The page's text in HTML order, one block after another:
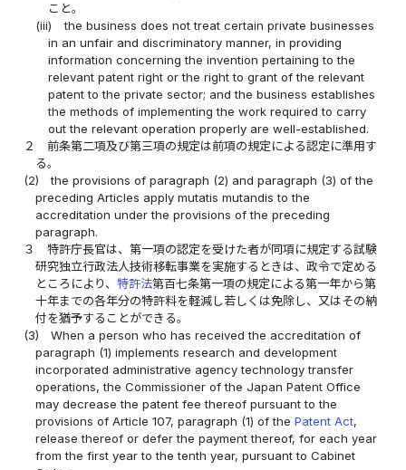
こと。
(iii)
the business does not treat certain private businesses
in an unfair and discriminatory manner, in providing
information concerning the invention pertaining to the
relevant patent right or the right to grant of the relevant
patent to the private sector; and the business establishes
the methods of implementing the work required to carry
out the relevant operation properly are well-established.
２
前条第二項及び第三項の規定は前項の規定による認定に準用す
る。
(2)
the provisions of paragraph (2) and paragraph (3) of the
preceding Articles apply mutatis mutandis to the
accreditation under the provisions of the preceding
paragraph.
３
特許庁長官は、第一項の認定を受けた者が同項に規定する試験
研究独立行政法人技術移転事業を実施するときは、政令で定める
ところにより、特許法第百七条第一項の規定による第一年から第
十年までの各年分の特許料を軽減し若しくは免除し、又はその納
付を猶予することができる。
(3)
When a person who has received the accreditation of
paragraph (1) implements research and development
incorporated administrative agency technology transfer
operations, the Commissioner of the Japan Patent Office
may decrease the patent fee thereof pursuant to the
provisions of Article 107, paragraph (1) of thePatent Act,
release thereof or defer the payment thereof, for each year
from the first year to the tenth year, pursuant to Cabinet